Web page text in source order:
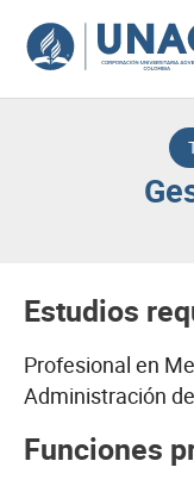
contenido
Estudios
Profesional en
Administración
Funciones